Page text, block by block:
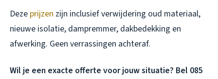
Deze prijzen zijn inclusief verwijdering oud materiaal,
nieuwe isolatie, dampremmer, dakbedekking en
afwerking. Geen verrassingen achteraf.
Wil je een exacte offerte voor jouw situatie? Bel 085